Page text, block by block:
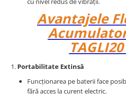
Avantajele
Portabilitate Extinsă
Funcționarea pe baterii face
fără acces la curent electric.